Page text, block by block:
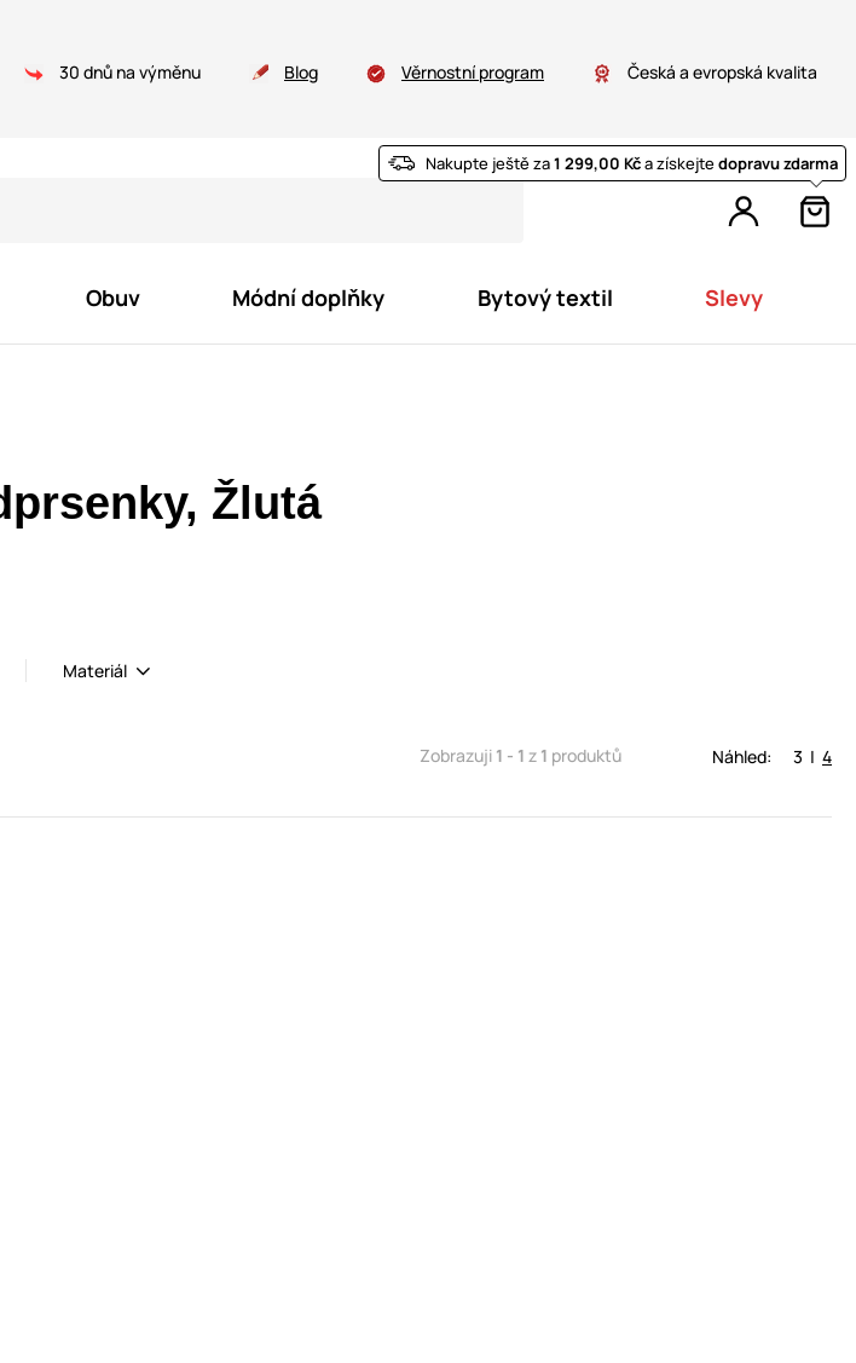
30 dnů na výměnu Blog Věrnostní program
Česká a evropská kvalita
Nakupte ještě za1 299,00 Kča získejtedopravu zdarma
Obuv Módní doplňky Bytový textil Slevy
Žlutá
Materiál
Zobrazuji 1 - 1 z 1 produktů Náhled: 3 | 4